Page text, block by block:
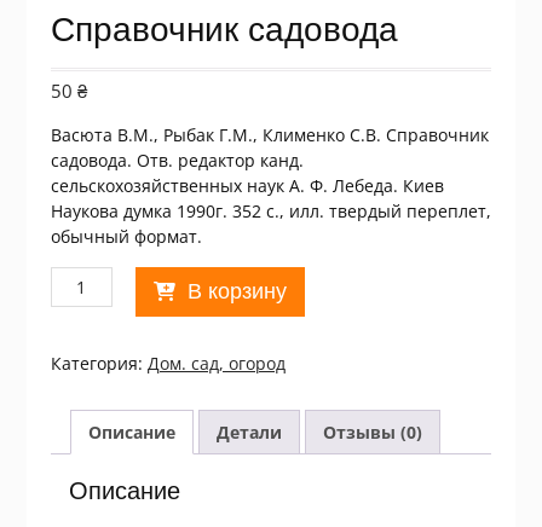
Справочник садовода
50 ₴
Васюта В.М., Рыбак Г.М., Клименко С.В. Справочник
садовода. Отв. редактор канд.
сельскохозяйственных наук А. Ф. Лебеда. Киев
Наукова думка 1990г. 352 с., илл. твердый переплет,
обычный формат.
Количество
товара
Рыбак.
Клименко.
Справочник
садовода
В корзину
Категория: Дом. сад, огород
Описание Детали Отзывы (0)
Описание